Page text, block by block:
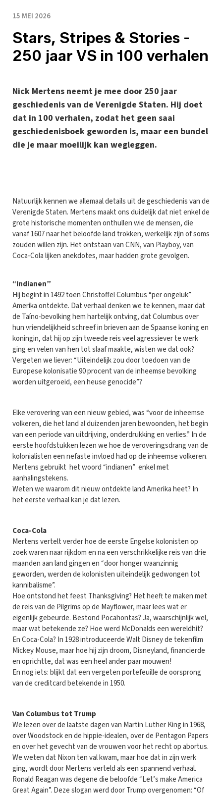
15 MEI 2026
Stars, Stripes & Stories -
250 jaar VS in 100 verhalen
Nick Mertens neemt je mee door 250 jaar
geschiedenis van de Verenigde Staten. Hij doet
dat in 100 verhalen, zodat het geen saai
geschiedenisboek geworden is, maar een bundel
die je maar moeilijk kan wegleggen.
Natuurlijk kennen we allemaal details uit de geschiedenis van de
Verenigde Staten. Mertens maakt ons duidelijk dat niet enkel de
grote historische momenten onthullen wie de mensen, die
vanaf 1607 naar het beloofde land trokken, werkelijk zijn of soms
zouden willen zijn. Het ontstaan van CNN, van Playboy, van
Coca-Cola lijken anekdotes, maar hadden grote gevolgen.
“Indianen”
Hij begint in 1492 toen Christoffel Columbus “per ongeluk”
Amerika ontdekte. Dat verhaal denken we te kennen, maar dat
de Taíno-bevolking hem hartelijk ontving, dat Columbus over
hun vriendelijkheid schreef in brieven aan de Spaanse koning en
koningin, dat hij op zijn tweede reis veel agressiever te werk
ging en velen van hen tot slaaf maakte, wisten we dat ook?
Vergeten we liever: “Uiteindelijk zou door toedoen van de
Europese kolonisatie 90 procent van de inheemse bevolking
worden uitgeroeid, een heuse genocide”?
Elke verovering van een nieuw gebied, was “voor de inheemse
volkeren, die het land al duizenden jaren bewoonden, het begin
van een periode van uitdrijving, onderdrukking en verlies.” In de
eerste hoofdstukken lezen we hoe de veroveringsdrang van de
kolonialisten een nefaste invloed had op de inheemse volkeren.
Mertens gebruikt het woord “indianen” enkel met
aanhalingstekens.
Weten we waarom dit nieuw ontdekte land Amerika heet? In
het eerste verhaal kan je dat lezen.
Coca-Cola
Mertens vertelt verder hoe de eerste Engelse kolonisten op
zoek waren naar rijkdom en na een verschrikkelijke reis van drie
maanden aan land gingen en “door honger waanzinnig
geworden, werden de kolonisten uiteindelijk gedwongen tot
kannibalisme”.
Hoe ontstond het feest Thanksgiving? Het heeft te maken met
de reis van de Pilgrims op de Mayflower, maar lees wat er
eigenlijk gebeurde. Bestond Pocahontas? Ja, waarschijnlijk wel,
maar wat betekende ze? Hoe werd McDonalds een wereldhit?
En Coca-Cola? In 1928 introduceerde Walt Disney de tekenfilm
Mickey Mouse, maar hoe hij zijn droom, Disneyland, financierde
en oprichtte, dat was een heel ander paar mouwen!
En nog iets: blijkt dat een vergeten portefeuille de oorsprong
van de creditcard betekende in 1950.
Van Columbus tot Trump
We lezen over de laatste dagen van Martin Luther King in 1968,
over Woodstock en de hippie-idealen, over de Pentagon Papers
en over het gevecht van de vrouwen voor het recht op abortus.
We weten dat Nixon ten val kwam, maar hoe dat in zijn werk
ging, wordt door Mertens verteld als een spannend verhaal.
Ronald Reagan was degene die beloofde “Let’s make America
Great Again”. Deze slogan werd door Trump overgenomen: “Of